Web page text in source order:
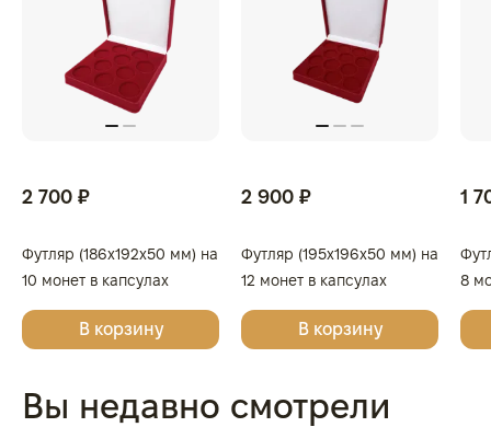
2 700 ₽
Футляр (186x192x50 мм) на
10 монет в капсулах
(диаметр 46 мм), светло-
бордовыйВ корзину
2 900 ₽
Футляр (195x196x50 мм) на
12 монет в капсулах
(диаметр 44 мм), светло-
бордовыйВ корзину
1
8
Вы недавно смотрели